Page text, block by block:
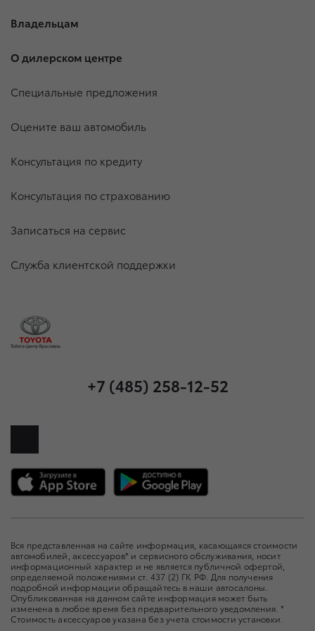
Владельцам
О дилерском центре
Специальные предложения
Оцените ваш автомобиль
Консультация по кредиту
Консультация по страхованию
Записаться на сервис
Служба клиентской поддержки
+7 (485) 258-12-52
Вся представленная на сайте информация, касающаяся стоимости
автомобилей, аксессуаров* и сервисного обслуживания, носит
информационный характер и не является публичной офертой,
определяемой положениями ст. 437 (2) ГК РФ. Для получения
подробной информации обращайтесь в наши автосалоны.
Опубликованная на данном сайте информация может быть
изменена в любое время без предварительного уведомления. *
Стоимость аксессуаров указана без учета стоимости установки.